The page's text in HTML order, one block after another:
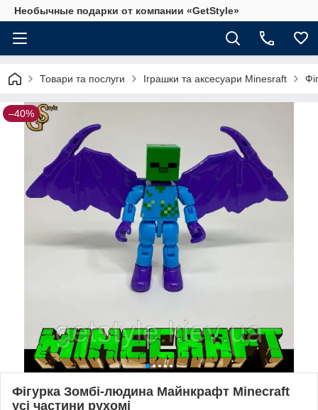
Необычные подарки от компании «GetStyle»
Товари та послуги Іграшки та аксесуари Minesraft
–40%
Фігурка Зомбі-людина Майнкрафт Minecraft
усі частини рухомі